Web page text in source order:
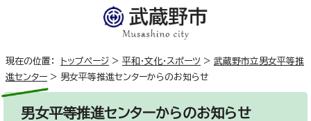
現在の位置： トップページ > 平和・文化・スポーツ > 武蔵野市立男女平等推
進センター > 男女平等推進センターからのお知らせ
男女平等推進センターからのお知らせ